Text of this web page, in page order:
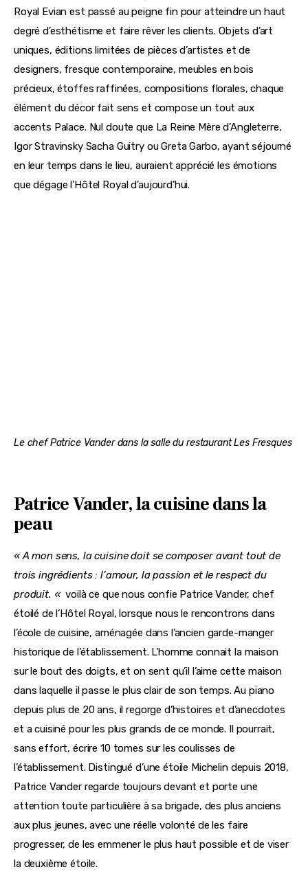
Royal Evian est passé au peigne fin pour atteindre un haut
degré d’esthétisme et faire rêver les clients. Objets d’art
uniques, éditions limitées de pièces d’artistes et de
designers, fresque contemporaine, meubles en bois
précieux, étoffes raffinées, compositions florales, chaque
élément du décor fait sens et compose un tout aux
accents Palace. Nul doute que La Reine Mère d’Angleterre,
Igor Stravinsky Sacha Guitry ou Greta Garbo, ayant séjourné
en leur temps dans le lieu, auraient apprécié les émotions
que dégage l’Hôtel Royal d’aujourd’hui.
Le chef Patrice Vander dans la salle du restaurant Les Fresques
Patrice Vander, la cuisine dans la
peau
« A mon sens, la cuisine doit se composer avant tout de
trois ingrédients : l’amour, la passion et le respect du
produit. « voilà ce que nous confie Patrice Vander, chef
étoilé de l’Hôtel Royal, lorsque nous le rencontrons dans
l’école de cuisine, aménagée dans l’ancien garde-manger
historique de l’établissement. L’homme connait la maison
sur le bout des doigts, et on sent qu’il l’aime cette maison
dans laquelle il passe le plus clair de son temps. Au piano
depuis plus de 20 ans, il regorge d’histoires et d’anecdotes
et a cuisiné pour les plus grands de ce monde. Il pourrait,
sans effort, écrire 10 tomes sur les coulisses de
l’établissement. Distingué d’une étoile Michelin depuis 2018,
Patrice Vander regarde toujours devant et porte une
attention toute particulière à sa brigade, des plus anciens
aux plus jeunes, avec une réelle volonté de les faire
progresser, de les emmener le plus haut possible et de viser
la deuxième étoile.